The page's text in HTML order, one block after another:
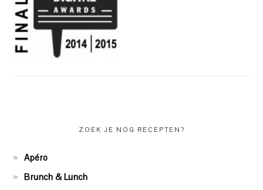
ZOEK JE NOG RECEPTEN?
Apéro
Brunch & Lunch